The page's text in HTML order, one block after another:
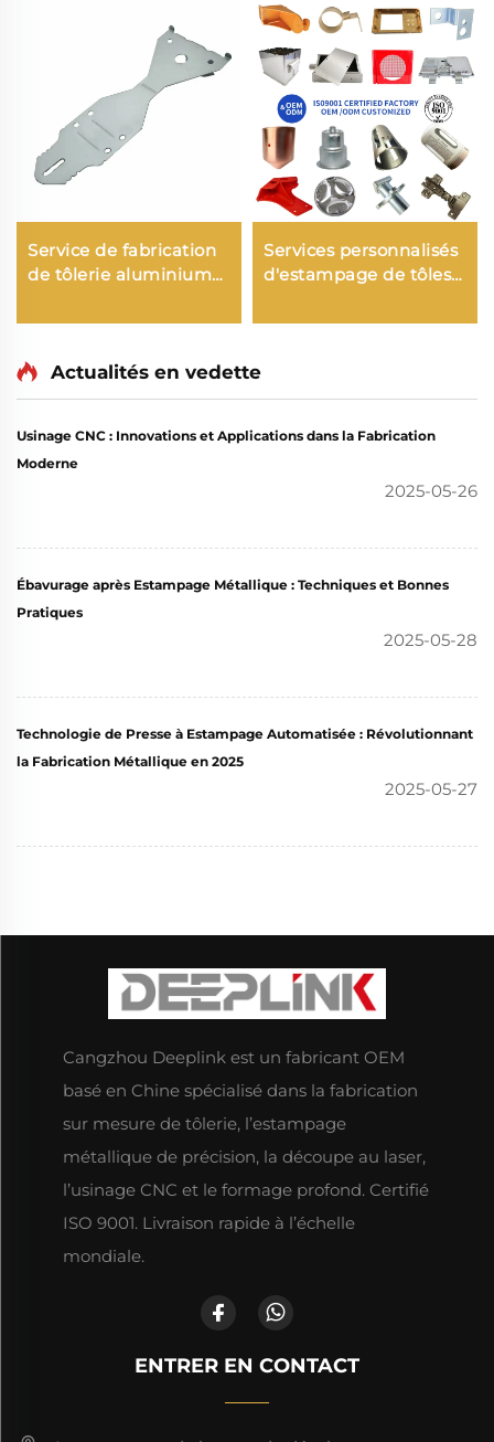
Service de fabrication
de tôlerie aluminium
Emboutissage pliage
Tôlerie industrielle
Découpe laser
Services personnalisés
d'estampage de tôles
personnalisés de
métallique de
équipementiers (OEM)
Actualités en vedette
Usinage CNC : Innovations et Applications dans la Fabrication
Moderne
2025-05-26
Ébavurage après Estampage Métallique : Techniques et Bonnes
Pratiques
2025-05-28
Technologie de Presse à Estampage Automatisée : Révolutionnant
la Fabrication Métallique en 2025
2025-05-27
Cangzhou Deeplink est un fabricant OEM
basé en Chine spécialisé dans la fabrication
sur mesure de tôlerie, l’estampage
métallique de précision, la découpe au laser,
l’usinage CNC et le formage profond. Certifié
ISO 9001. Livraison rapide à l’échelle
mondiale.
ENTRER EN CONTACT